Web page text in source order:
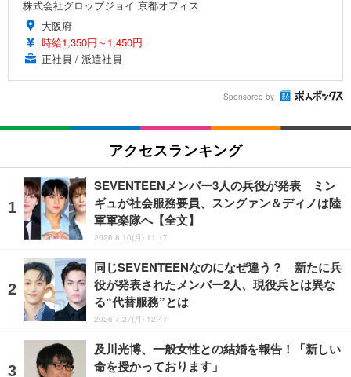
株式会社グロップジョイ 京都オフィス
大阪府
時給1,350円～1,450円
正社員 / 派遣社員
Sponsored by
アクセスランキング
SEVENTEENメンバー3人の兵役が発表 ミン
ギュが社会服務要員、スングァン＆ディノは陸
軍軍楽隊へ【全文】
2026.8.10(月) 11:17
同じSEVENTEENなのになぜ違う？ 新たに兵
役が発表されたメンバー2人、現役兵とは異な
る“代替服務”とは
2026.7.27(月) 12:47
及川光博、一般女性との結婚を報告！「新しい
命を授かっております」